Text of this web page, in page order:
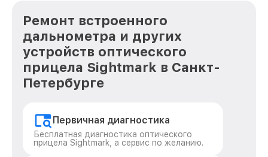
Ремонт встроенного
дальнометра и других
устройств оптического
прицела Sightmark в Санкт-
Петербурге
Первичная диагностика
Бесплатная диагностика оптического
прицела Sightmark, а сервис по желанию.